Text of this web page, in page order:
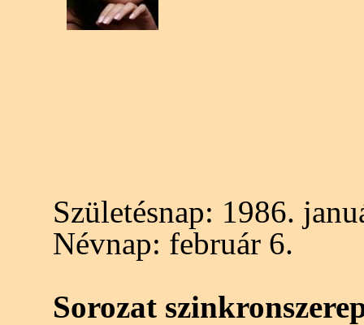
Születésnap: 1986.
Névnap: február 6.
Sorozat